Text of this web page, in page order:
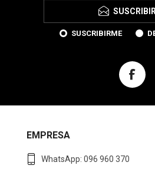
SUSCRIBIRME
EMPRESA
WhatsApp: 096 960 370